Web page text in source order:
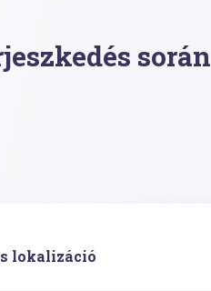
során
lokalizáció